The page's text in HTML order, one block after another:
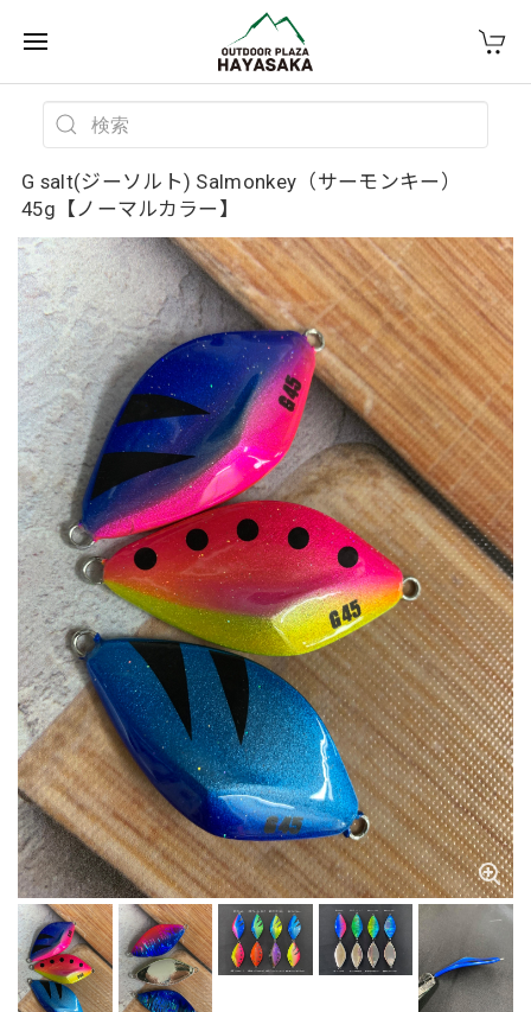
G salt(ジーソルト) Salmonkey（サーモンキー）
45g【ノーマルカラー】